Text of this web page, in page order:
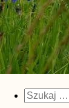
Szukaj: